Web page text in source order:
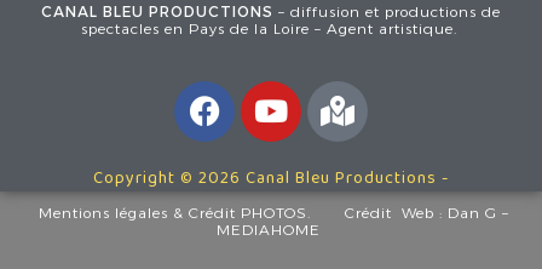
CANAL BLEU PRODUCTIONS – diffusion et productions de
spectacles en Pays de la Loire – Agent artistique.
Copyright © 2026 Canal Bleu Productions -
Mentions légales & Crédit PHOTOS. Crédit Web : Dan G –
MEDIAHOME